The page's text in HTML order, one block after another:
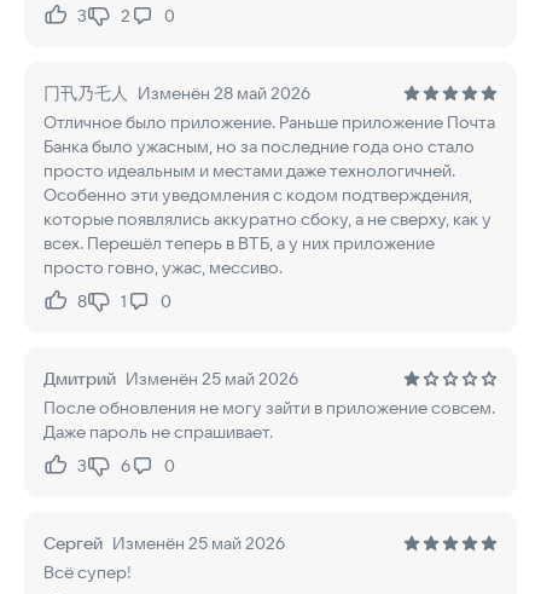
Нравится:
3Не нравится:
2 0
冂卂乃乇人
Изменён 28 май 2026
Отличное было приложение. Раньше приложение Почта
Банка было ужасным, но за последние года оно стало
просто идеальным и местами даже технологичней.
Особенно эти уведомления с кодом подтверждения,
которые появлялись аккуратно сбоку, а не сверху, как у
всех. Перешёл теперь в ВТБ, а у них приложение
просто говно, ужас, мессиво.
Нравится:
8Не нравится:
1 0
Дмитрий Изменён 25 май 2026
После обновления не могу зайти в приложение совсем.
Даже пароль не спрашивает.
Нравится:
3Не нравится:
6 0
Сергей Изменён 25 май 2026
Всё супер!